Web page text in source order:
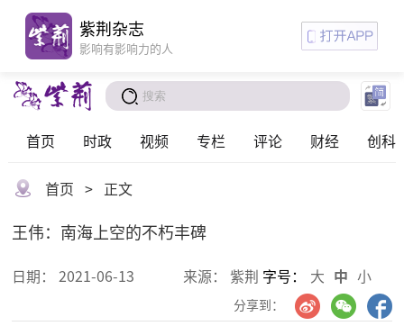
首页 时政 视频 专栏 评论 财经 创科
首页 > 正文
王伟：南海上空的不朽丰碑
日期： 2021-06-13 来源： 紫荆 字号： 大 中 小
分享到：
紫荆杂志
影响有影响力的人